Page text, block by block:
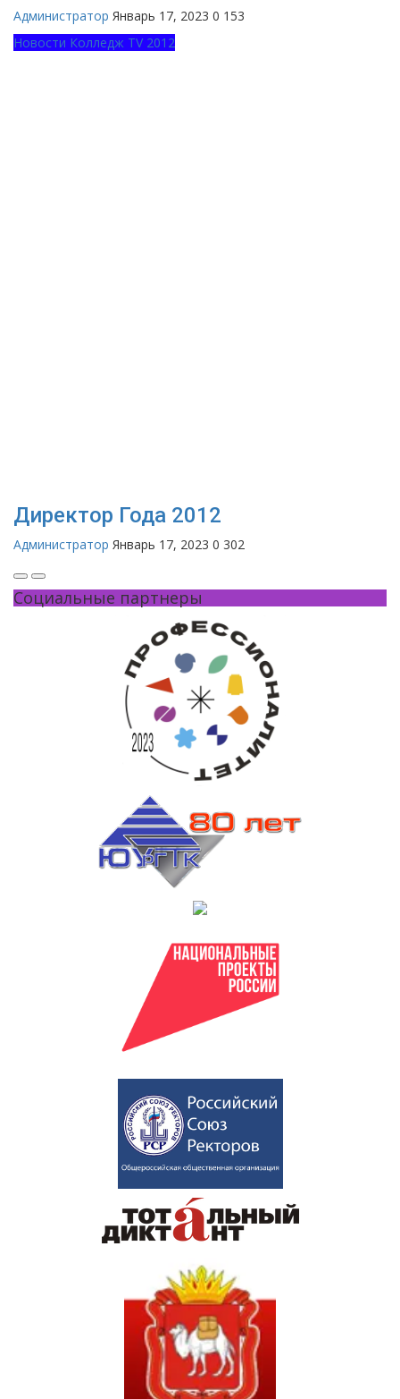
Администратор Январь 17, 2023 0 153
Новости Колледж TV 2012
Директор Года 2012
Администратор Январь 17, 2023 0 302
Социальные партнеры